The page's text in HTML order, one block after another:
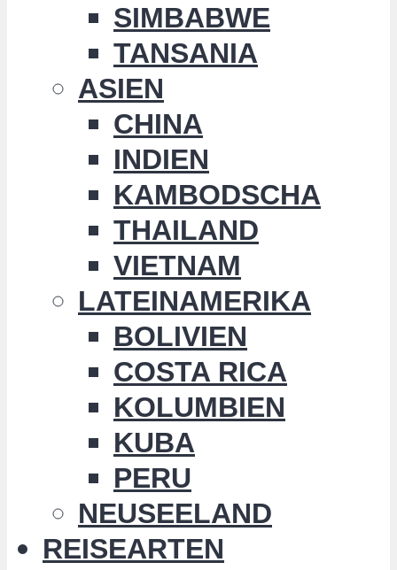
SIMBABWE
TANSANIA
ASIEN
CHINA
INDIEN
KAMBODSCHA
THAILAND
VIETNAM
LATEINAMERIKA
BOLIVIEN
COSTA RICA
KOLUMBIEN
KUBA
PERU
NEUSEELAND
REISEARTEN